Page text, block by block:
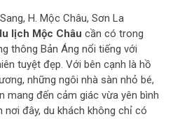
H. Mộc Châu, Sơn La
lịch Mộc Châu cần có trong
thông Bản Áng nổi tiếng với
tuyệt đẹp. Với bên cạnh là hồ
những ngôi nhà sàn nhỏ bé,
mang đến cảm giác vừa yên bình
nơi đây, du khách không chỉ có